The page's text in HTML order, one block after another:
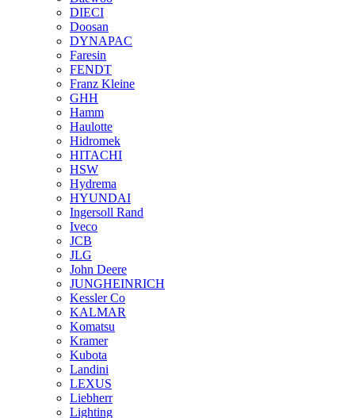
DIECI
Doosan
DYNAPAC
Faresin
FENDT
Franz Kleine
GHH
Hamm
Haulotte
Hidromek
HITACHI
HSW
Hydrema
HYUNDAI
Ingersoll Rand
Iveco
JCB
JLG
John Deere
JUNGHEINRICH
Kessler Co
KALMAR
Komatsu
Kramer
Kubota
Landini
LEXUS
Liebherr
Lighting